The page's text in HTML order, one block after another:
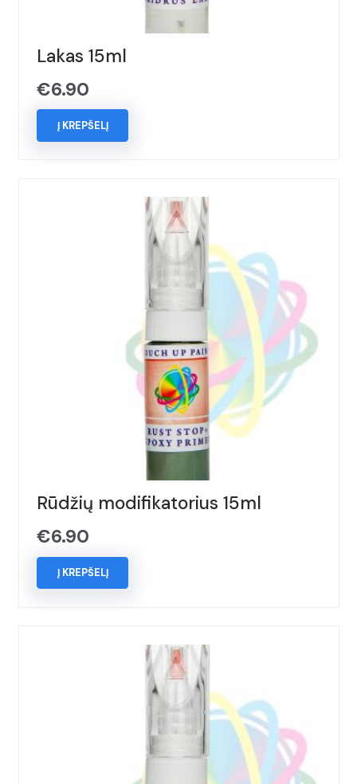
Lakas 15ml
€6.90
Į KREPŠELĮ
Rūdžių modifikatorius 15ml
€6.90
Į KREPŠELĮ